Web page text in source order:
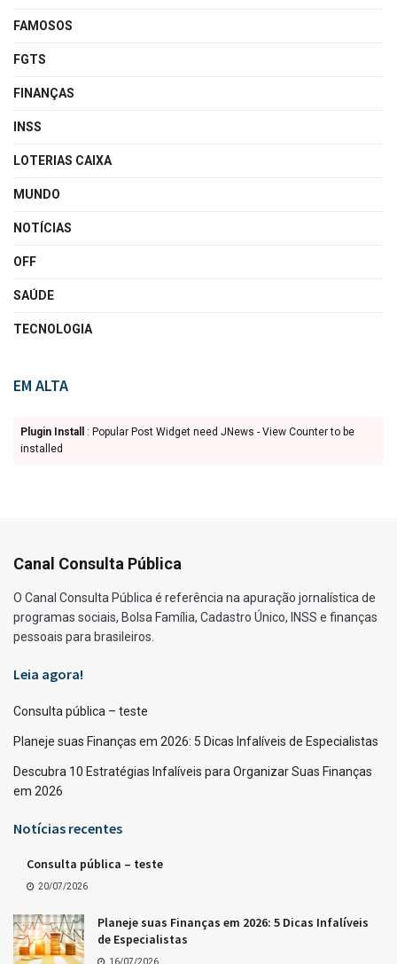
FAMOSOS
FGTS
FINANÇAS
INSS
LOTERIAS CAIXA
MUNDO
NOTÍCIAS
OFF
SAÚDE
TECNOLOGIA
EM ALTA
Plugin Install
: Popular Post Widget need JNews - View Counter to be
installed
Canal Consulta Pública
O Canal Consulta Pública é referência na apuração jornalística de
programas sociais, Bolsa Família, Cadastro Único, INSS e finanças
pessoais para brasileiros.
Leia agora!
Consulta pública – teste
Planeje suas Finanças em 2026: 5 Dicas Infalíveis de Especialistas
Descubra 10 Estratégias Infalíveis para Organizar Suas Finanças
em 2026
Notícias recentes
Consulta pública – teste
20/07/2026
Planeje suas Finanças em 2026: 5 Dicas Infalíveis
de Especialistas
16/07/2026